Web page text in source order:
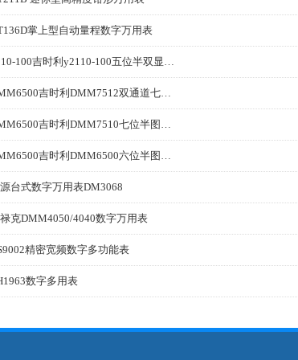
掌上型自动量程数字万用表
2110-100吉时利y2110-100五位半双显示器USB万用表
DMM6500吉时利DMM7512双通道七位半采样万用表
DMM6500吉时利DMM7510七位半图形触摸屏数字万用表
DMM6500吉时利DMM6500六位半图形触摸屏数字万用表
台式数字万用表DM3068
克DMM4050/4040数字万用表
精密宽频数字多功能表
数字多用表